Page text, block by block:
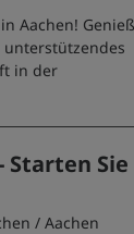
Aachen!
in der
Sie
/ Aachen